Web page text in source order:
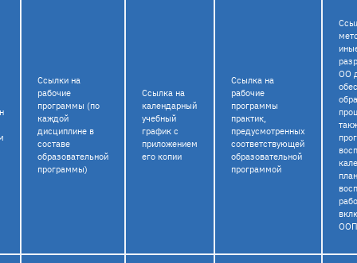
Ссылки на
рабочие
программы (по
каждой
дисциплине в
составе
образовательной
программы)
Ссылка на
календарный
учебный
график с
приложением
его копии
Ссылка на
рабочие
программы
практик,
предусмотренных
соответствующей
образовательной
программой
ОО
ООП